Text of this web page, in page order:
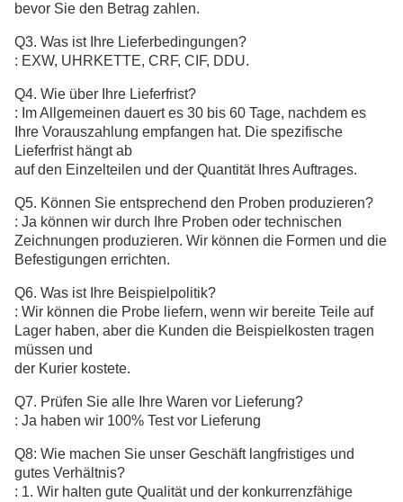
bevor Sie den Betrag zahlen.
Q3. Was ist Ihre Lieferbedingungen?
: EXW, UHRKETTE, CRF, CIF, DDU.
Q4. Wie über Ihre Lieferfrist?
: Im Allgemeinen dauert es 30 bis 60 Tage, nachdem es
Ihre Vorauszahlung empfangen hat. Die spezifische
Lieferfrist hängt ab
auf den Einzelteilen und der Quantität Ihres Auftrages.
Q5. Können Sie entsprechend den Proben produzieren?
: Ja können wir durch Ihre Proben oder technischen
Zeichnungen produzieren. Wir können die Formen und die
Befestigungen errichten.
Q6. Was ist Ihre Beispielpolitik?
: Wir können die Probe liefern, wenn wir bereite Teile auf
Lager haben, aber die Kunden die Beispielkosten tragen
müssen und
der Kurier kostete.
Q7. Prüfen Sie alle Ihre Waren vor Lieferung?
: Ja haben wir 100% Test vor Lieferung
Q8: Wie machen Sie unser Geschäft langfristiges und
gutes Verhältnis?
: 1. Wir halten gute Qualität und der konkurrenzfähige